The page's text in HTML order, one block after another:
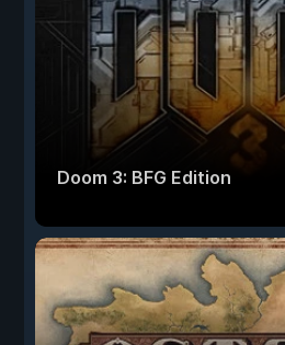
Doom 3: BFG Edition